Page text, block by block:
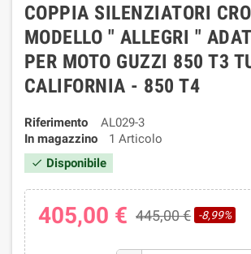
COPPIA SILENZIATORI
MODELLO " ALLEGRI "
PER MOTO GUZZI 850 T3
CALIFORNIA - 850 T4
Riferimento
AL029-3
In magazzino
1 Articolo
check Disponibile
405,00 € 445,00 € -8,99%